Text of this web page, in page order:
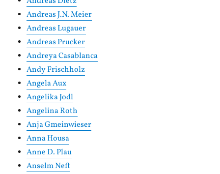
Andreas J.N. Meier
Andreas Lugauer
Andreas Prucker
Andreya Casablanca
Andy Frischholz
Angela Aux
Angelika Jodl
Angelina Roth
Anja Gmeinwieser
Anna Housa
Anne D. Plau
Anselm Neft